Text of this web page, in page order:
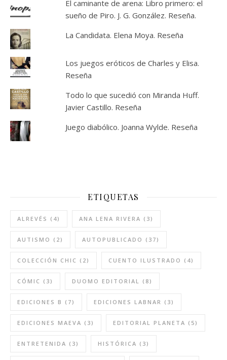
El caminante de arena: Libro primero: el
sueño de Piro. J. G. González. Reseña.
La Candidata. Elena Moya. Reseña
Los juegos eróticos de Charles y Elisa.
Reseña
Todo lo que sucedió con Miranda Huff.
Javier Castillo. Reseña
Juego diabólico. Joanna Wylde. Reseña
ETIQUETAS
ALREVÉS (4) ANA LENA RIVERA (3)
AUTISMO (2) AUTOPUBLICADO (37)
COLECCIÓN CHIC (2) CUENTO ILUSTRADO (4)
CÓMIC (3) DUOMO EDITORIAL (8)
EDICIONES B (7) EDICIONES LABNAR (3)
EDICIONES MAEVA (3) EDITORIAL PLANETA (5)
ENTRETENIDA (3) HISTÓRICA (3)